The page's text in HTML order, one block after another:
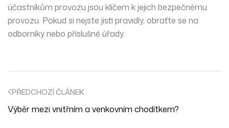
účastníkům provozu jsou klíčem k jejich bezpečnému
provozu. Pokud si nejste jisti pravidly, obraťte se na
odborníky nebo příslušné úřady.
PŘEDCHOZÍ ČLÁNEK
Výběr mezi vnitřním a venkovním chodítkem?